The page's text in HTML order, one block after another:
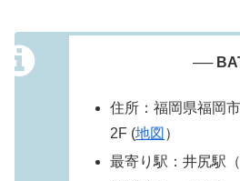
──
住所：福岡県福岡
2F (地図 ）
最寄り駅：井尻駅